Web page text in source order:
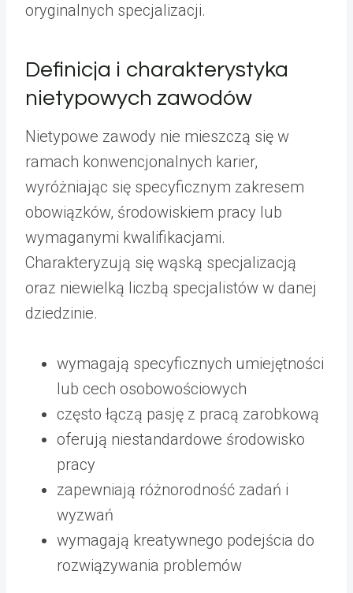
oryginalnych specjalizacji.
Definicja i charakterystyka
nietypowych zawodów
Nietypowe zawody nie mieszczą się w
ramach konwencjonalnych karier,
wyróżniając się specyficznym zakresem
obowiązków, środowiskiem pracy lub
wymaganymi kwalifikacjami.
Charakteryzują się wąską specjalizacją
oraz niewielką liczbą specjalistów w danej
dziedzinie.
wymagają specyficznych umiejętności
lub cech osobowościowych
często łączą pasję z pracą zarobkową
oferują niestandardowe środowisko
pracy
zapewniają różnorodność zadań i
wyzwań
wymagają kreatywnego podejścia do
rozwiązywania problemów